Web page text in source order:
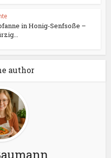
in Honig-Senfsoße –
author